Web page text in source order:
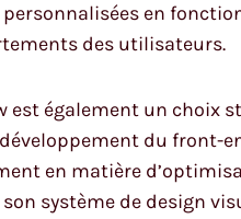
en
des utilisateurs.
est également un choix
du front-
en matière
son système de design